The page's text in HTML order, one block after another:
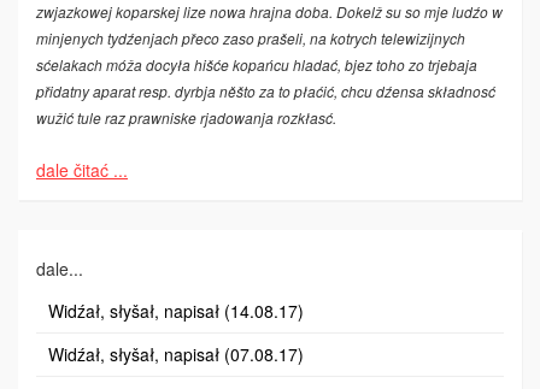
zwjazkowej koparskej lize nowa hrajna doba. Dokelž su so mje ludźo w
minjenych tydźenjach přeco zaso prašeli, na kotrych telewizijnych
sćelakach móža docyła hišće kopańcu hladać, bjez toho zo trjebaja
přidatny aparat resp. dyrbja něšto za to płaćić, chcu dźensa składnosć
wužić tule raz prawniske rjadowanja rozkłasć.
dale čitać ...
dale...
Widźał, słyšał, napisał (14.08.17)
Widźał, słyšał, napisał (07.08.17)